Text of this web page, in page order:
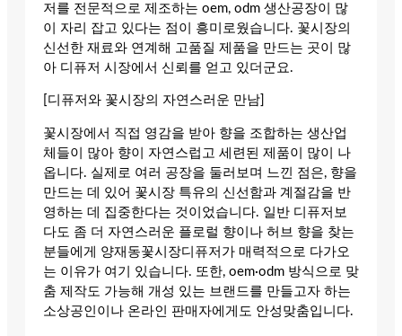
저를 전문적으로 제조하는 oem, odm 생산공장이 많
이 자리 잡고 있다는 점이 흥미로웠습니다. 꽃시장의
신선한 재료와 연계해 고품질 제품을 만드는 곳이 많
아 디퓨저 시장에서 신뢰를 얻고 있더군요.
[디퓨저와 꽃시장의 자연스러운 만남]
꽃시장에서 직접 영감을 받아 향을 조합하는 생산업
체들이 많아 향이 자연스럽고 세련된 제품이 많이 나
옵니다. 실제로 여러 공장을 둘러보며 느낀 점은, 향을
만드는 데 있어 꽃시장 특유의 신선함과 계절감을 반
영하는 데 집중한다는 것이었습니다. 일반 디퓨저보
다도 좀 더 자연스러운 플로럴 향이나 허브 향을 찾는
분들에게 양재동꽃시장디퓨저가 매력적으로 다가오
는 이유가 여기 있습니다. 또한, oem·odm 방식으로 맞
춤 제작도 가능해 개성 있는 브랜드를 만들고자 하는
소상공인이나 온라인 판매자에게도 안성맞춤입니다.